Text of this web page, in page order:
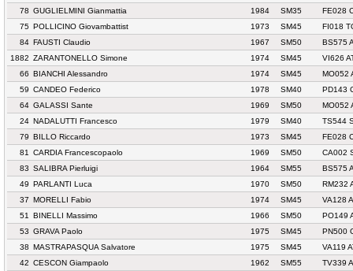
78 GUGLIELMINI Gianmattia 1984 SM35
FE028
75 POLLICINO Giovambattist 1973 SM45
FI018
84 FAUSTI Claudio 1967 SM50
BS575
1882 ZARANTONELLO Simone 1974 SM45
VI626
66 BIANCHI Alessandro 1974 SM45
MO052
59 CANDEO Federico 1978 SM40
PD143
64 GALASSI Sante 1969 SM50
MO052
24 NADALUTTI Francesco 1979 SM40
TS544
79 BILLO Riccardo 1973 SM45
FE028
81
CARDIA Francescopaolo 1969 SM50
CA002
83 SALIBRA Pierluigi 1964 SM55
BS575
49 PARLANTI Luca 1970 SM50
RM232
37 MORELLI Fabio 1974 SM45
VA128
51
BINELLI Massimo 1966 SM50
PO149
53 GRAVA Paolo 1975 SM45
PN500
38 MASTRAPASQUA Salvatore 1975 SM45
VA119
42 CESCON Giampaolo 1962 SM55
TV339